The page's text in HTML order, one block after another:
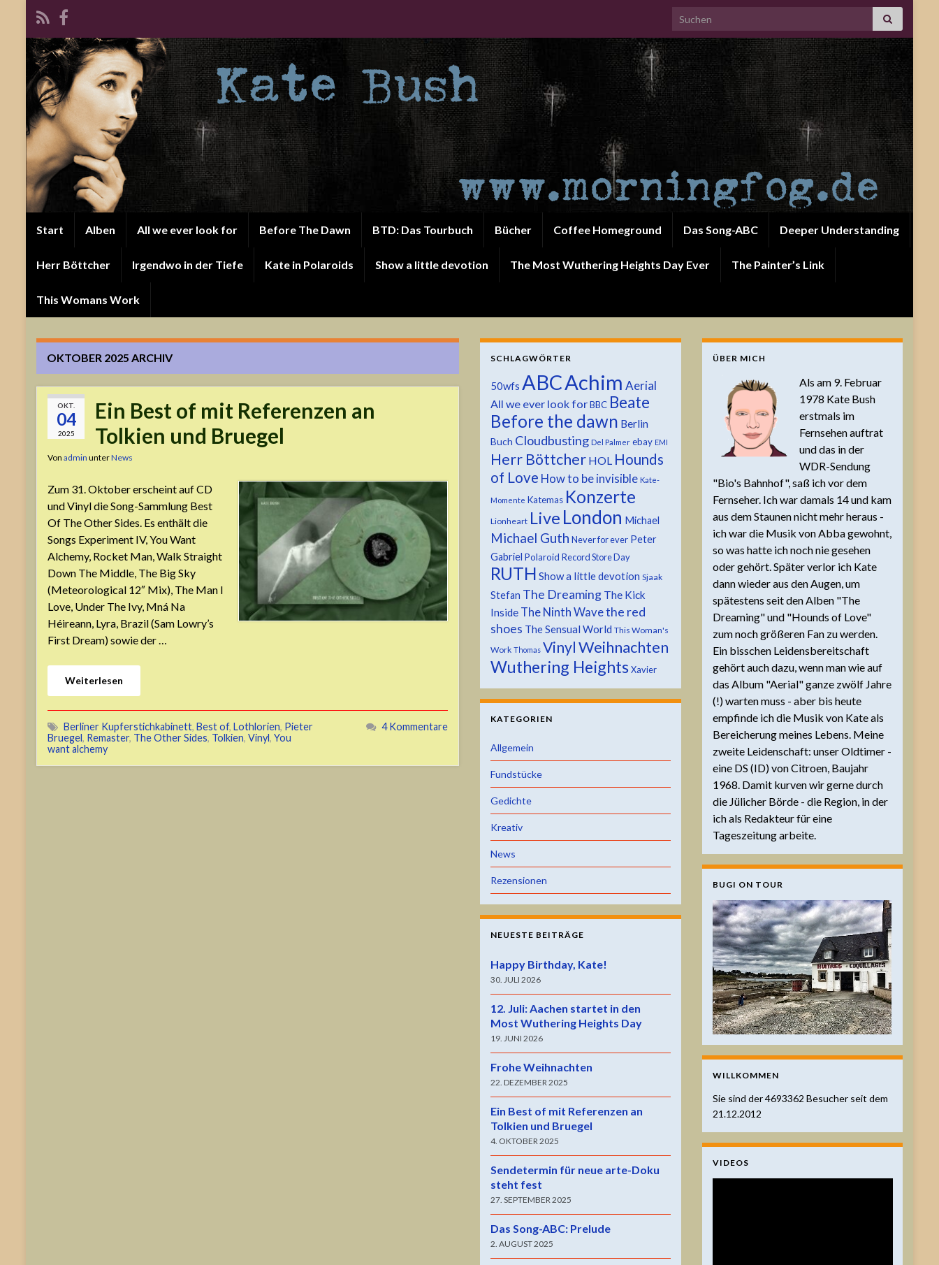
Search for:
Start Alben All we ever look for Before The Dawn BTD: Das Tourbuch Bücher Coffee Homeground Das Song-ABC Deeper Understanding
Herr Böttcher Irgendwo in der Tiefe Kate in Polaroids Show a little devotion The Most Wuthering Heights Day Ever The Painter’s Link
This Womans Work
OKTOBER 2025 ARCHIV
OKT.
04
2025
Ein Best of mit Referenzen an
Tolkien und Bruegel
Von admin unterNews
Zum 31. Oktober erscheint auf CD
und Vinyl die Song-Sammlung Best
Of The Other Sides. Es enthält die
Songs Experiment IV, You Want
Alchemy, Rocket Man, Walk Straight
Down The Middle, The Big Sky
(Meteorological 12″ Mix), The Man I
Love, Under The Ivy, Mná Na
Héireann, Lyra, Brazil (Sam Lowry’s
First Dream) sowie der …
Weiterlesen
Berliner Kupferstichkabinett, Best of, Lothlorien, Pieter
Bruegel, Remaster, The Other Sides, Tolkien, Vinyl, You
want alchemy
4 Kommentare
SCHLAGWÖRTER
50wfs ABCAchim Aerial
All we ever look forBBC Beate
Before the dawn Berlin
Buch Cloudbusting Del Palmer ebay EMI
Herr Böttcher HOL Hounds
of Love How to be invisible Kate-
Momente Katemas Konzerte
Lionheart Live London Michael
Michael Guth Never for ever Peter
Gabriel Polaroid Record Store Day
RUTH Show a little devotion Sjaak
Stefan The Dreaming The Kick
Inside The Ninth Wavethe red
shoes The Sensual World This Woman's
Work Thomas VinylWeihnachten
Wuthering Heights Xavier
KATEGORIEN
Allgemein
Fundstücke
Gedichte
Kreativ
News
Rezensionen
NEUESTE BEITRÄGE
Happy Birthday, Kate!
30. JULI 2026
12. Juli: Aachen startet in den
Most Wuthering Heights Day
19. JUNI 2026
Frohe Weihnachten
22. DEZEMBER 2025
Ein Best of mit Referenzen an
Tolkien und Bruegel
4. OKTOBER 2025
Sendetermin für neue arte-Doku
steht fest
27. SEPTEMBER 2025
Das Song-ABC: Prelude
2. AUGUST 2025
ÜBER MICH
Als am 9. Februar
1978 Kate Bush
erstmals im
Fernsehen auftrat
und das in der
WDR-Sendung
"Bio's Bahnhof", saß ich vor dem
Fernseher. Ich war damals 14 und kam
aus dem Staunen nicht mehr heraus -
ich war die Musik von Abba gewohnt,
so was hatte ich noch nie gesehen
oder gehört. Später verlor ich Kate
dann wieder aus den Augen, um
spätestens seit den Alben "The
Dreaming" und "Hounds of Love"
zum noch größeren Fan zu werden.
Ein bisschen Leidensbereitschaft
gehört auch dazu, wenn man wie auf
das Album "Aerial" ganze zwölf Jahre
(!) warten muss - aber bis heute
empfinde ich die Musik von Kate als
Bereicherung meines Lebens. Meine
zweite Leidenschaft: unser Oldtimer -
eine DS (ID) von Citroen, Baujahr
1968. Damit kurven wir gerne durch
die Jülicher Börde - die Region, in der
ich als Redakteur für eine
Tageszeitung arbeite.
BUGI ON TOUR
WILLKOMMEN
Sie sind der4693362 Besucher seit dem
21.12.2012
VIDEOS